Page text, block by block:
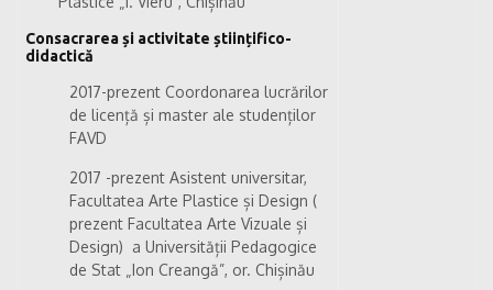
Consacrarea și activitate științifico-
didactică
2017-prezent Coordonarea lucrărilor
de licență și master ale studenților
FAVD
2017 -prezent Asistentuniversitar,
Facultatea Arte Plastice și Design (
prezent Facultatea Arte Vizuale și
Design) a Universității Pedagogice
de Stat „Ion Creangă”, or. Chișinău